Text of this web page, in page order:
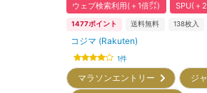
ウェブ検索利用(＋1倍㌽)
SPU(＋
1477ポイント 送料無料 138枚入
コジマ (Rakuten)
1件
マラソンエントリー
ジ